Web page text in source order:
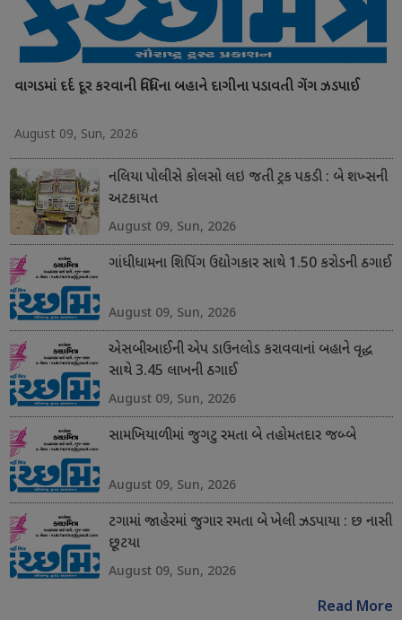
વાગડમાં દર્દ દૂર કરવાની વિધિના બહાને દાગીના પડાવતી ગેંગ ઝડપાઈ
August 09, Sun, 2026
નલિયા પોલીસે કોલસો લઇ જતી ટ્રક પકડી : બે શખ્સની
અટકાયત
August 09, Sun, 2026
ગાંધીધામના શિપિંગ ઉદ્યોગકાર સાથે 1.50 કરોડની ઠગાઈ
August 09, Sun, 2026
એસબીઆઈની એપ ડાઉનલોડ કરાવવાનાં બહાને વૃદ્ધ
સાથે 3.45 લાખની ઠગાઈ
August 09, Sun, 2026
સામખિયાળીમાં જુગટુ રમતા બે તહોમતદાર જબ્બે
August 09, Sun, 2026
ટગામાં જાહેરમાં જુગાર રમતા બે ખેલી ઝડપાયા : છ નાસી
છૂટયા
August 09, Sun, 2026
Read More